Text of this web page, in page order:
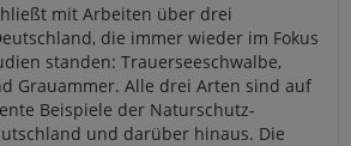
mit Arbeiten über drei
die immer wieder im Fokus
standen: Trauerseeschwalbe,
Grauammer. Alle drei Arten sind auf
Beispiele der Naturschutz-
und darüber hinaus. Die